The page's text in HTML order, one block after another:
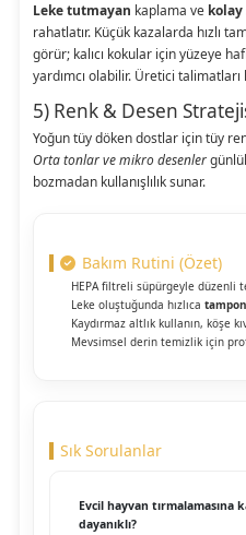
Leke tutmayan kaplama ve
rahatlatır. Küçük kazalarda hızlı
görür; kalıcı kokular için yüzeye
yardımcı olabilir. Üretici
5) Renk & Desen
Yoğun tüy döken dostlar için tüy
Orta tonlar ve mikro desenler
bozmadan kullanışlılık sunar.
Bakım Rutini (Özet)
HEPA filtreli süpürgeyle düzenli
Leke oluştuğunda hızlıca tampon
Kaydırmaz altlık kullanın, köşe
Mevsimsel derin temizlik için
Sık Sorulanlar
Evcil hayvan tırmalamasına
dayanıklı?